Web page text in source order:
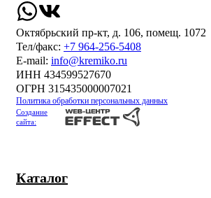
Каталог
Октябрьский пр-кт, д. 106, помещ. 1072
Тел/факс: +7 964-256-5408
Е-mail: info@kremiko.ru
ИНН 434599527670
ОГРН 315435000007021
Политика обработки персональных данных
Создание
сайта: